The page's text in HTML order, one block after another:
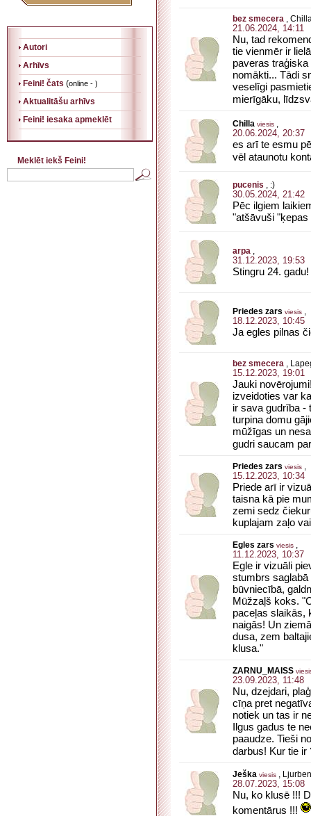
Autori
Arhīvs
Feini! čats (online - )
Aktualitāšu arhīvs
Feini! iesaka apmeklēt
Meklēt iekš Feini!
bez smecera ,
21.06.2024, 14:11
Nu, tad
tie vienmēr ir
paveras
nomākti... Tādi
veselīgi
mierīgāku,
Chilla viesis ,
20.06.2024, 20:37
es arī te esmu
vēl ataunotu
pucenis , :)
30.05.2024, 21:42
Pēc ilgiem
"atšāvuši "ķepas
arpa ,
31.12.2023, 19:53
Stingru 24.
Priedes zars viesis ,
18.12.2023, 10:45
Ja egles pilnas
bez smecera ,
15.12.2023, 19:01
Jauki
izveidoties var
ir sava gudrība -
turpina domu
mūžīgas un
gudri saucam
Priedes zars viesis ,
15.12.2023, 10:34
Priede arī ir
taisna kā pie
zemi sedz
kuplajam zaļo
Egles zars viesis ,
11.12.2023, 10:37
Egle ir vizuāli
stumbrs
būvniecībā,
Mūžzaļš koks.
paceļas slaikās,
naigās! Un
dusa, zem
klusa."
ZARNU_MAISS
23.09.2023, 11:48
Nu, dzejdari,
cīņa pret
notiek un tas ir
Ilgus gadus te
paaudze. Tieši
darbus! Kur tie
Ješka viesis ,
28.07.2023, 15:08
Nu, ko klusē !!!
komentārus !!!